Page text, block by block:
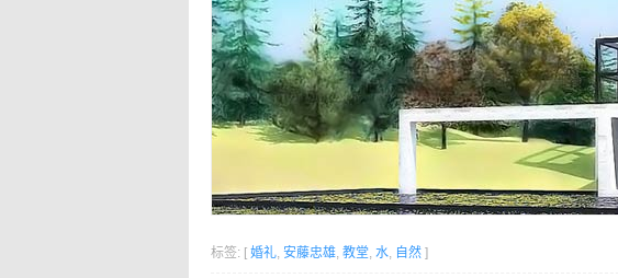
标签: [ 婚礼, 安藤忠雄, 教堂, 水, 自然 ]